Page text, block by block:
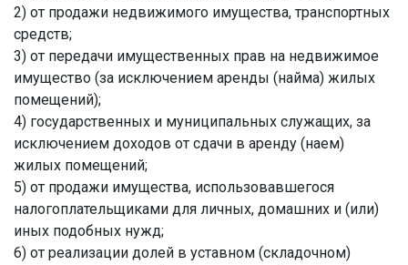
2) от продажи недвижимого имущества, транспортных
средств;
3) от передачи имущественных прав на недвижимое
имущество (за исключением аренды (найма) жилых
помещений);
4) государственных и муниципальных служащих, за
исключением доходов от сдачи в аренду (наем)
жилых помещений;
5) от продажи имущества, использовавшегося
налогоплательщиками для личных, домашних и (или)
иных подобных нужд;
6) от реализации долей в уставном (складочном)